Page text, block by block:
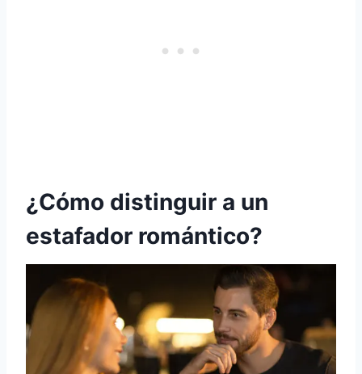
¿Cómo distinguir a un
estafador romántico?